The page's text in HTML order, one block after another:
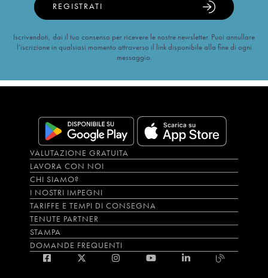
REGISTRATI
Iscrivendoti, dai il tuo consenso per ricevere le nostre newsletter. Puoi annullare
l’iscrizione in qualsiasi momento attraverso il link disponibile alla fine di ogni
messaggio.
VALUTAZIONE GRATUITA
LAVORA CON NOI
CHI SIAMO?
I NOSTRI IMPEGNI
TARIFFE E TEMPI DI CONSEGNA
TENUTE PARTNER
STAMPA
DOMANDE FREQUENTI